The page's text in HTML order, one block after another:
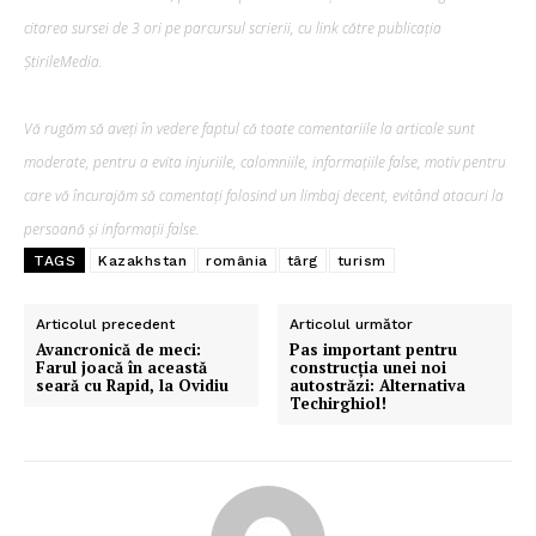
Pentru și mai mult conținut
exclusiv!
citarea sursei de 3 ori pe parcursul scrierii, cu link către publicația
ȘtirileMedia.
Vă rugăm să aveți în vedere faptul că toate comentariile la articole sunt
moderate, pentru a evita injuriile, calomniile, informațiile false, motiv pentru
care vă încurajăm să comentați folosind un limbaj decent, evitând atacuri la
persoană și informații false.
TAGS Kazakhstan românia târg turism
Articolul precedent
Avancronică de meci:
Farul joacă în această
seară cu Rapid, la Ovidiu
Articolul următor
Pas important pentru
construcția unei noi
autostrăzi: Alternativa
Techirghiol!